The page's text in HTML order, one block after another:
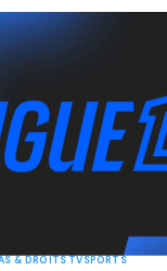
& DROITS TVSPORTS